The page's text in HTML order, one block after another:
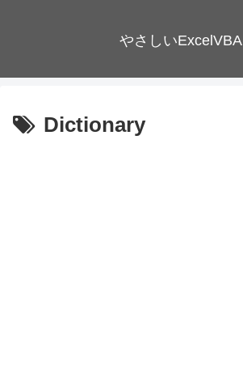
やさしいExcelVBA
Dictionary